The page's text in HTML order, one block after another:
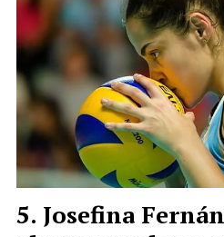
Josefina